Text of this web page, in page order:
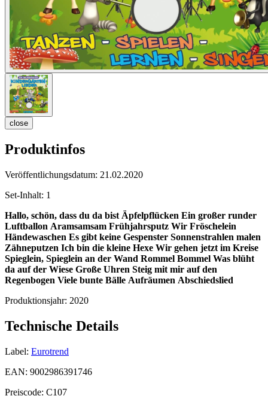
close
Produktinfos
Veröffentlichungsdatum: 21.02.2020
Set-Inhalt: 1
Hallo, schön, dass du da bist Äpfelpflücken Ein großer runder
Luftballon Aramsamsam Frühjahrsputz Wir Fröschelein
Händewaschen Es gibt keine Gespenster Sonnenstrahlen malen
Zähneputzen Ich bin die kleine Hexe Wir gehen jetzt im Kreise
Spieglein, Spieglein an der Wand Rommel Bommel Was blüht
da auf der Wiese Große Uhren Steig mit mir auf den
Regenbogen Viele bunte Bälle Aufräumen Abschiedslied
Produktionsjahr: 2020
Technische Details
Label: Eurotrend
EAN: 9002986391746
Preiscode: C107